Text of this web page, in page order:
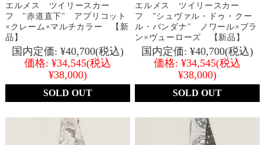
エルメス ツイリースカー
フ "赤道直下" アプリコット
×クレーム×マルチカラー 【新
品】
国内定価: ¥40,700(税込)
価格: ¥34,545(税込
¥38,000)
SOLD OUT
エルメス ツイリースカー
フ "シュヴァル・ドゥ・クー
ル・バンダナ" ノワール×ブラ
ン×ヴューローズ 【新品】
国内定価: ¥40,700(税込)
価格: ¥34,545(税込
¥38,000)
SOLD OUT